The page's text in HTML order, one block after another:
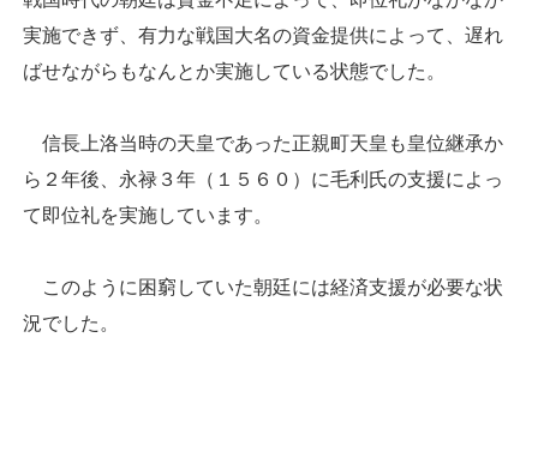
実施できず、有力な戦国大名の資金提供によって、遅れ
ばせながらもなんとか実施している状態でした。
信長上洛当時の天皇であった正親町天皇も皇位継承か
ら２年後、永禄３年（１５６０）に毛利氏の支援によっ
て即位礼を実施しています。
このように困窮していた朝廷には経済支援が必要な状
況でした。